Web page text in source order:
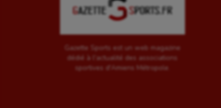
Gazette Sports est un web magazine
dédié à l'actualité des associations
sportives d'Amiens Métropole.